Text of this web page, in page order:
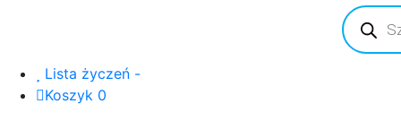
Lista życzeń -
Koszyk 0